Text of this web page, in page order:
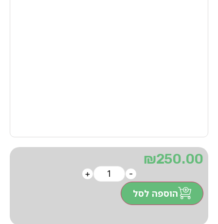
₪250.00
-
+
הוספה לסל